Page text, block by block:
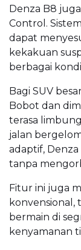
Denza B8
Control.
dapat
kekakuan
berbagai
Bagi SUV
Bobot dan
terasa
jalan
adaptif,
tanpa
Fitur ini juga
konvensional,
bermain di
kenyamanan